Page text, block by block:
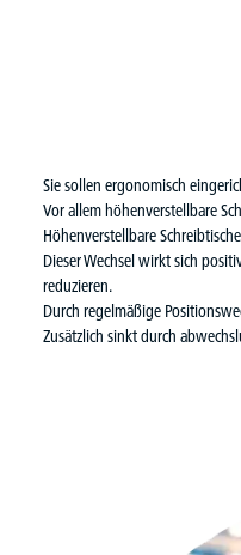
Sie sollen ergonomisch
Vor allemhöhenverstellbare
Höhenverstellbare
Dieser Wechsel wirkt sich
reduzieren.
Durch regelmäßige
Zusätzlich sinkt durch